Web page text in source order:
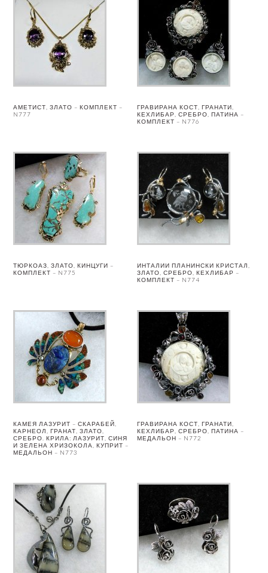
АМЕТИСТ, ЗЛАТО – КОМПЛЕКТ –
N777
ГРАВИРАНА КОСТ, ГРАНАТИ,
КЕХЛИБАР, СРЕБРО, ПАТИНА –
КОМПЛЕКТ – N776
ТЮРКОАЗ, ЗЛАТО, КИНЦУГИ –
КОМПЛЕКТ – N775
ИНТАЛИИ ПЛАНИНСКИ КРИСТАЛ,
ЗЛАТО, СРЕБРО, КЕХЛИБАР –
КОМПЛЕКТ – N774
КАМЕЯ ЛАЗУРИТ – СКАРАБЕЙ,
КАРНЕОЛ, ГРАНАТ, ЗЛАТО,
СРЕБРО. КРИЛА: ЛАЗУРИТ, СИНЯ
И ЗЕЛЕНА ХРИЗОКОЛА, КУПРИТ –
МЕДАЛЬОН – N773
ГРАВИРАНА КОСТ, ГРАНАТИ,
КЕХЛИБАР, СРЕБРО, ПАТИНА –
МЕДАЛЬОН – N772